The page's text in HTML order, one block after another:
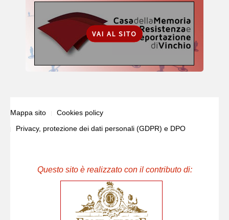
VAI AL SITO
Mappa sito
Cookies policy
Privacy, protezione dei dati personali (GDPR) e DPO
Questo sito è realizzato con il contributo di: